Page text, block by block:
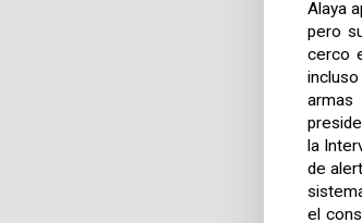
Alaya
pero
cerco
la
de
el